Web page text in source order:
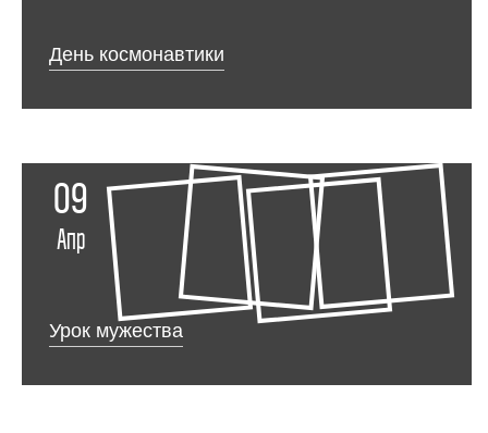
День космонавтики
09
Апр
Урок мужества